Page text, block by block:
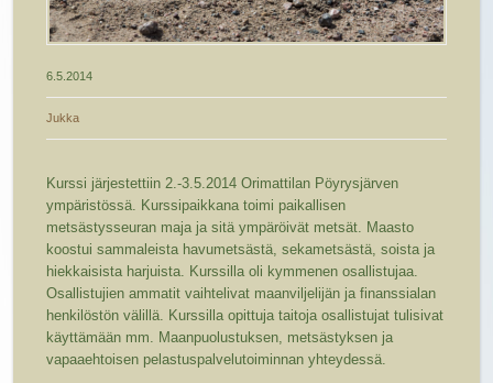
6.5.2014
Jukka
Kurssi järjestettiin 2.-3.5.2014 Orimattilan Pöyrysjärven
ympäristössä. Kurssipaikkana toimi paikallisen
metsästysseuran maja ja sitä ympäröivät metsät. Maasto
koostui sammaleista havumetsästä, sekametsästä, soista ja
hiekkaisista harjuista. Kurssilla oli kymmenen osallistujaa.
Osallistujien ammatit vaihtelivat maanviljelijän ja finanssialan
henkilöstön välillä. Kurssilla opittuja taitoja osallistujat tulisivat
käyttämään mm. Maanpuolustuksen, metsästyksen ja
vapaaehtoisen pelastuspalvelutoiminnan yhteydessä.